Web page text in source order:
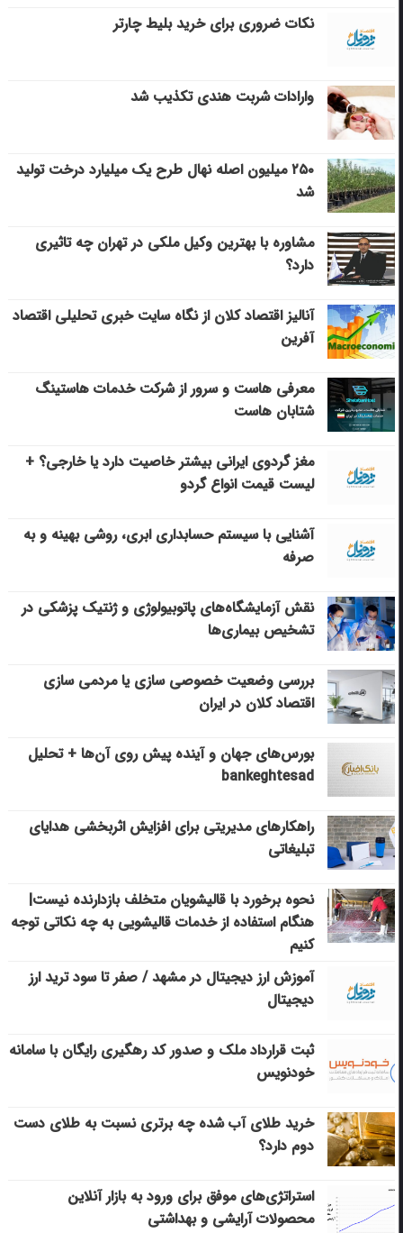
نکات ضروری برای خرید بلیط چارتر
وارادات شربت هندی تکذیب شد
۲۵۰ میلیون اصله نهال طرح یک میلیارد درخت تولید
شد
مشاوره با بهترین وکیل ملکی در تهران چه تاثیری
دارد؟
آنالیز اقتصاد کلان از نگاه سایت خبری تحلیلی اقتصاد
آفرین
معرفی هاست و سرور از شرکت خدمات هاستینگ
شتابان هاست
مغز گردوی ایرانی بیشتر خاصیت دارد یا خارجی؟ +
لیست قیمت انواع گردو
آشنایی با سیستم حسابداری ابری، روشی بهینه و به
صرفه
نقش آزمایشگاه‌های پاتوبیولوژی و ژنتیک پزشکی در
تشخیص بیماری‌ها
بررسی وضعیت خصوصی سازی یا مردمی سازی
اقتصاد کلان در ایران
بورس‌های جهان و آینده پیش روی آن‌ها + تحلیل
bankeghtesad
راهکارهای مدیریتی برای افزایش اثربخشی هدایای
تبلیغاتی
نحوه برخورد با قالیشویان متخلف بازدارنده نیست|
هنگام استفاده از خدمات قالیشویی به چه نکاتی توجه
کنیم
آموزش ارز دیجیتال در مشهد / صفر تا سود ترید ارز
دیجیتال
ثبت قرارداد ملک و صدور کد رهگیری رایگان با سامانه
خودنویس
خرید طلای آب شده چه برتری نسبت به طلای دست
دوم دارد؟
استراتژی‌های موفق برای ورود به بازار آنلاین
محصولات آرایشی و بهداشتی